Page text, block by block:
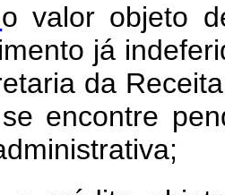
o valor objeto
já
da
encontre